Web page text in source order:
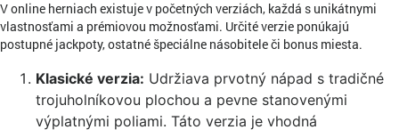
V online herniach existuje v početných verziách, každá s unikátnymi
vlastnosťami a prémiovou možnosťami. Určité verzie ponúkajú
postupné jackpoty, ostatné špeciálne násobitele či bonus miesta.
Klasické verzia: Udržiava prvotný nápad s tradičné
trojuholníkovou plochou a pevne stanovenými
výplatnými poliami. Táto verzia je vhodná